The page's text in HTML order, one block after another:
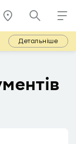
Детальніше